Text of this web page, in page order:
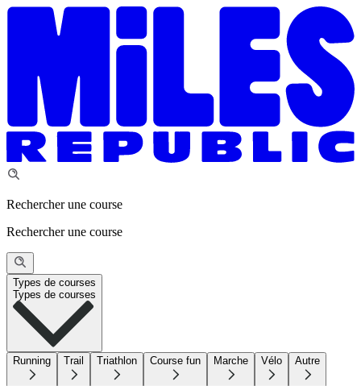
Rechercher une course
Rechercher une course
Types de courses
Types de courses
Running Trail Triathlon Course fun Marche Vélo Autre